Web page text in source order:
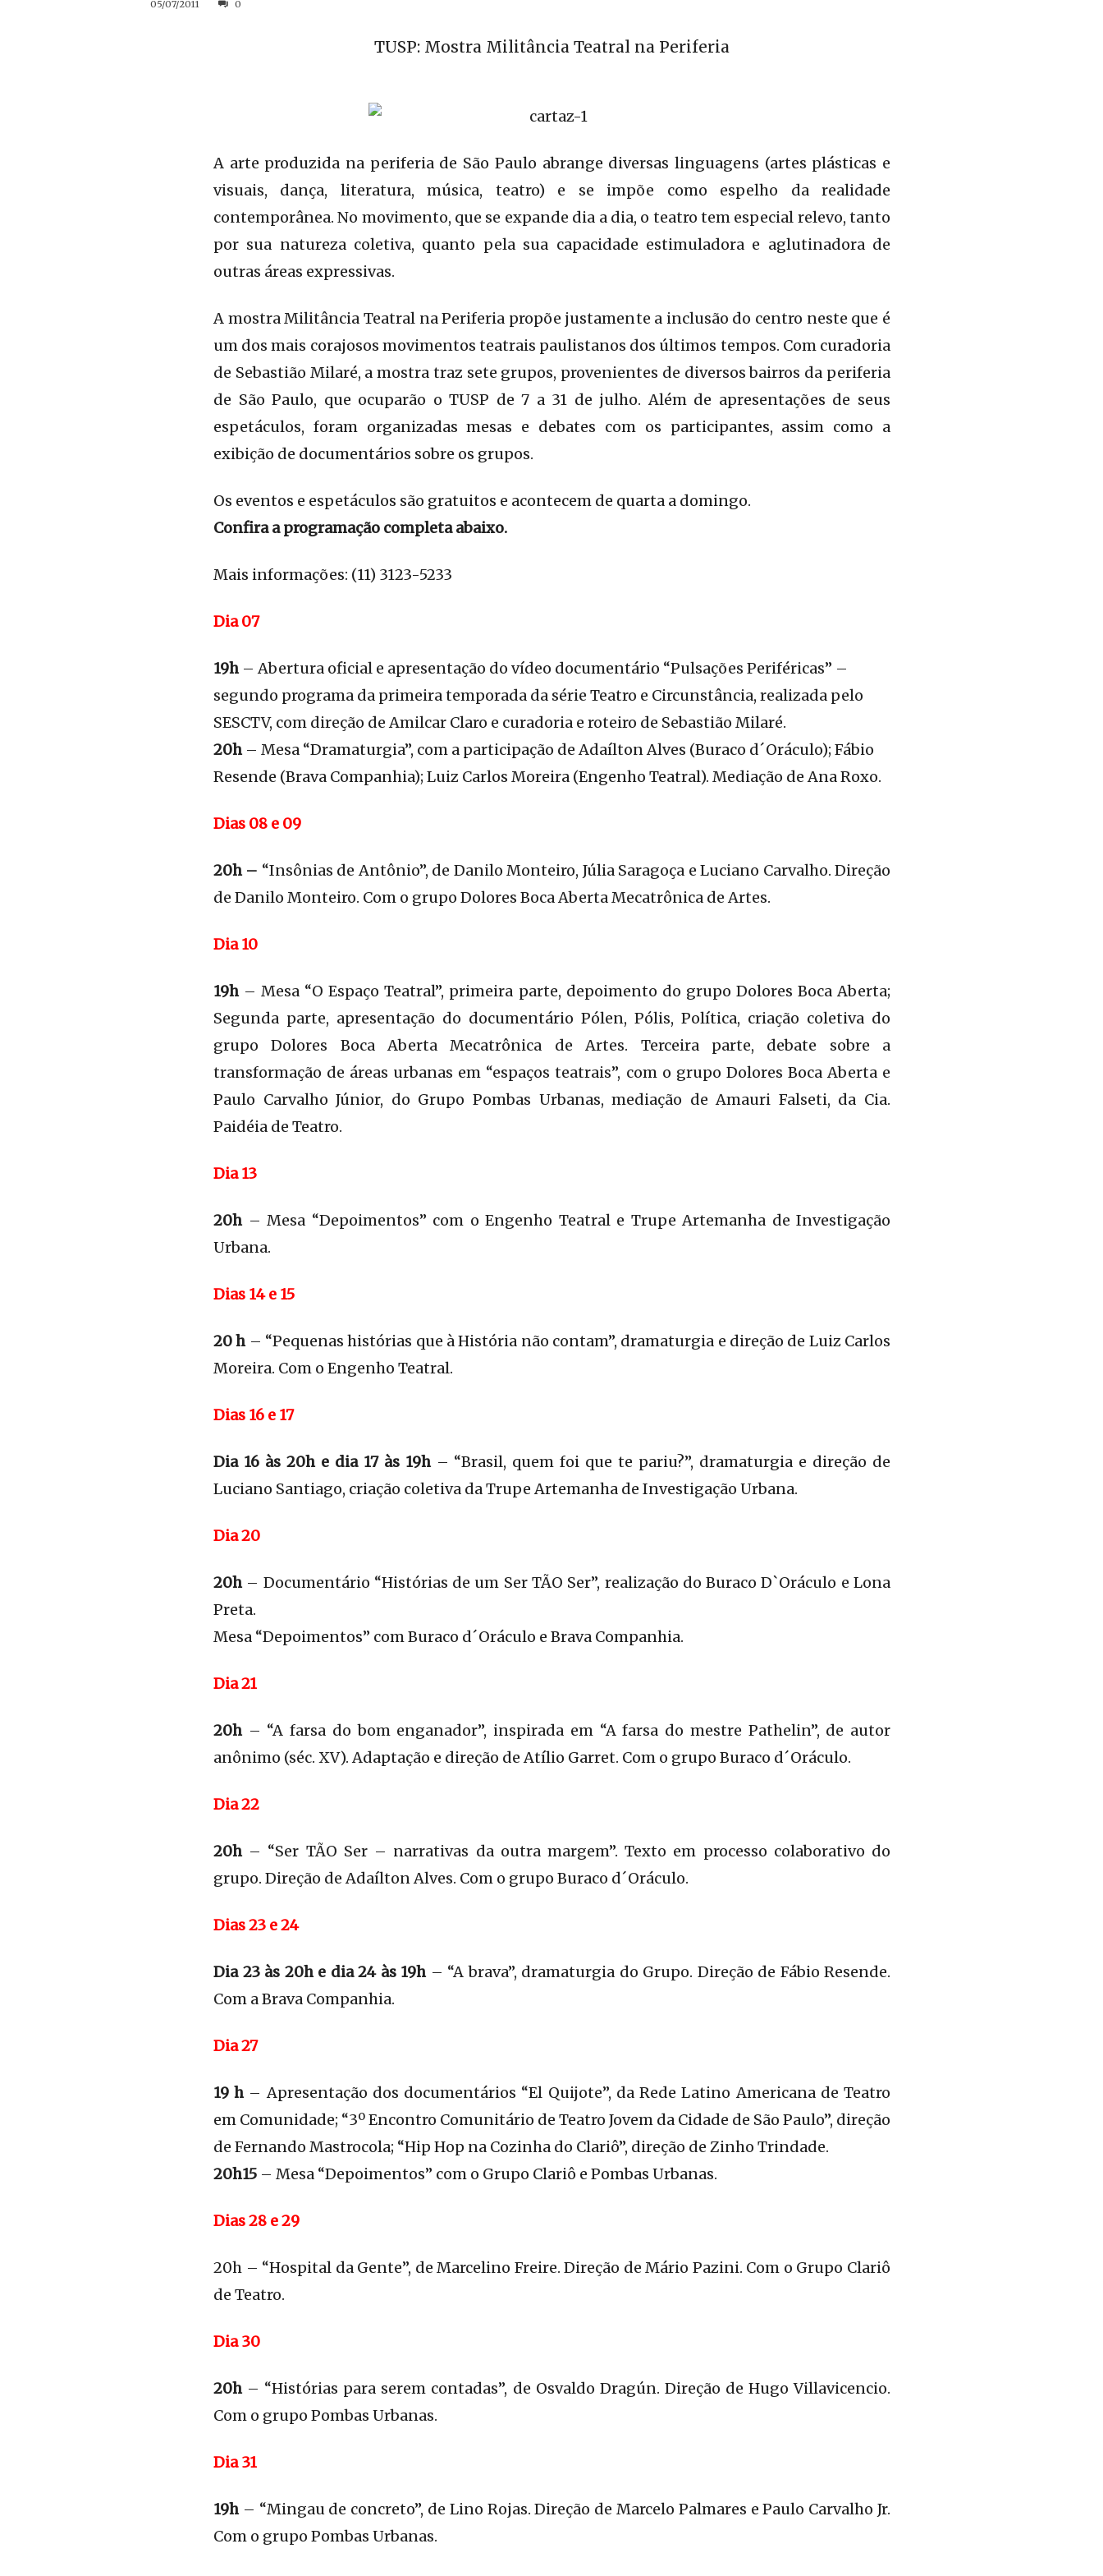
05/07/2011 0
TUSP: Mostra Militância Teatral na Periferia
A arte produzida na periferia de São Paulo abrange diversas linguagens (artes plásticas e
visuais, dança, literatura, música, teatro) e se impõe como espelho da realidade
contemporânea. No movimento, que se expande dia a dia, o teatro tem especial relevo, tanto
por sua natureza coletiva, quanto pela sua capacidade estimuladora e aglutinadora de
outras áreas expressivas.
A mostra Militância Teatral na Periferia propõe justamente a inclusão do centro neste que é
um dos mais corajosos movimentos teatrais paulistanos dos últimos tempos. Com curadoria
de Sebastião Milaré, a mostra traz sete grupos, provenientes de diversos bairros da periferia
de São Paulo, que ocuparão o TUSP de 7 a 31 de julho. Além de apresentações de seus
espetáculos, foram organizadas mesas e debates com os participantes, assim como a
exibição de documentários sobre os grupos.
Os eventos e espetáculos são gratuitos e acontecem de quarta a domingo.
Confira a programação completa abaixo.
Mais informações: (11) 3123-5233
Dia 07
19h– Abertura oficial e apresentação do vídeo documentário “Pulsações Periféricas” –
segundo programa da primeira temporada da série Teatro e Circunstância, realizada pelo
SESCTV, com direção de Amilcar Claro e curadoria e roteiro de Sebastião Milaré.
20h– Mesa “Dramaturgia”, com a participação de Adaílton Alves (Buraco d´Oráculo); Fábio
Resende (Brava Companhia); Luiz Carlos Moreira (Engenho Teatral). Mediação de Ana Roxo.
Dias 08 e 09
20h – “Insônias de Antônio”, de Danilo Monteiro, Júlia Saragoça e Luciano Carvalho. Direção
de Danilo Monteiro. Com o grupo Dolores Boca Aberta Mecatrônica de Artes.
Dia 10
19h– Mesa “O Espaço Teatral”, primeira parte, depoimento do grupo Dolores Boca Aberta;
Segunda parte, apresentação do documentário Pólen, Pólis, Política, criação coletiva do
grupo Dolores Boca Aberta Mecatrônica de Artes. Terceira parte, debate sobre a
transformação de áreas urbanas em “espaços teatrais”, com o grupo Dolores Boca Aberta e
Paulo Carvalho Júnior, do Grupo Pombas Urbanas, mediação de Amauri Falseti, da Cia.
Paidéia de Teatro.
Dia 13
20h– Mesa “Depoimentos” com o Engenho Teatral e Trupe Artemanha de Investigação
Urbana.
Dias 14 e 15
20 h– “Pequenas histórias que à História não contam”, dramaturgia e direção de Luiz Carlos
Moreira. Com o Engenho Teatral.
Dias 16 e 17
Dia 16 às 20h e dia 17 às 19h– “Brasil, quem foi que te pariu?”, dramaturgia e direção de
Luciano Santiago, criação coletiva da Trupe Artemanha de Investigação Urbana.
Dia 20
20h– Documentário “Histórias de um Ser TÃO Ser”, realização do Buraco D`Oráculo e Lona
Preta.
Mesa “Depoimentos” com Buraco d´Oráculo e Brava Companhia.
Dia 21
20h– “A farsa do bom enganador”, inspirada em “A farsa do mestre Pathelin”, de autor
anônimo (séc. XV). Adaptação e direção de Atílio Garret. Com o grupo Buraco d´Oráculo.
Dia 22
20h– “Ser TÃO Ser – narrativas da outra margem”. Texto em processo colaborativo do
grupo. Direção de Adaílton Alves. Com o grupo Buraco d´Oráculo.
Dias 23 e 24
Dia 23 às 20h e dia 24 às 19h– “A brava”, dramaturgia do Grupo. Direção de Fábio Resende.
Com a Brava Companhia.
Dia 27
19 h– Apresentação dos documentários “El Quijote”, da Rede Latino Americana de Teatro
em Comunidade; “3º Encontro Comunitário de Teatro Jovem da Cidade de São Paulo”, direção
de Fernando Mastrocola; “Hip Hop na Cozinha do Clariô”, direção de Zinho Trindade.
20h15 – Mesa “Depoimentos” com o Grupo Clariô e Pombas Urbanas.
Dias 28 e 29
20h – “Hospital da Gente”, de Marcelino Freire. Direção de Mário Pazini. Com o Grupo Clariô
de Teatro.
Dia 30
20h– “Histórias para serem contadas”, de Osvaldo Dragún. Direção de Hugo Villavicencio.
Com o grupo Pombas Urbanas.
Dia 31
19h– “Mingau de concreto”, de Lino Rojas. Direção de Marcelo Palmares e Paulo Carvalho Jr.
Com o grupo Pombas Urbanas.